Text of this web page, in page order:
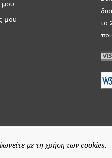
μου
μου
το
με τη χρήση των cookies.